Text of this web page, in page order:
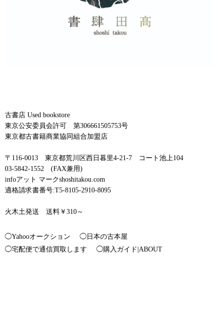
古書店 Used bookstore
東京公安委員会許可 第306661505753号
東京都古書籍商業協同組合加盟店
〒116-0013 東京都荒川区西日暮里4-21-7 コート池上104
03-5842-1552 (FAX兼用)
infoアット マークshoshitakou.com
適格請求書番号:T5-8105-2910-8095
火木土発送 送料￥310～
◯Yahooオークション
◯日本の古本屋
◯宅配便で通信買取します
◯購入ガイド|ABOUT